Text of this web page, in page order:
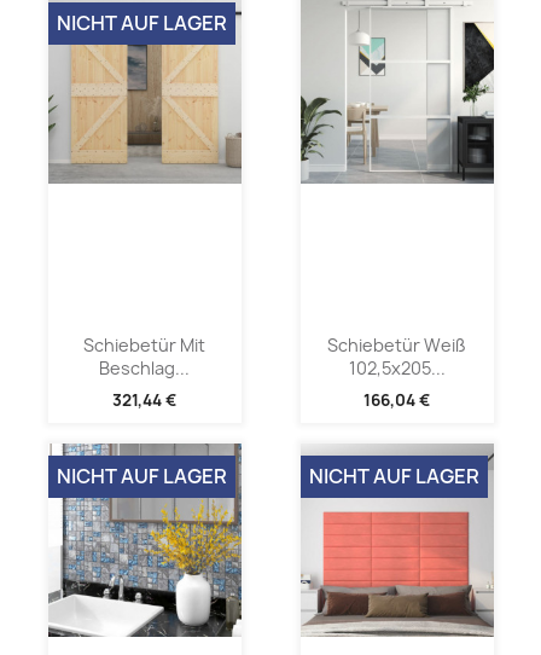
Schiebetür Mit
Beschlag...
321,44 €
NICHT AUF LAGER
Schiebetür Weiß
102,5x205...
166,04 €
NICHT AUF LAGER NICHT AUF LAGER